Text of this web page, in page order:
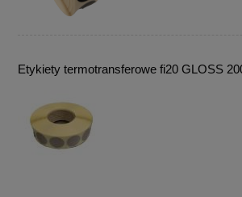
Etykiety termotransferowe fi20 GLOSS